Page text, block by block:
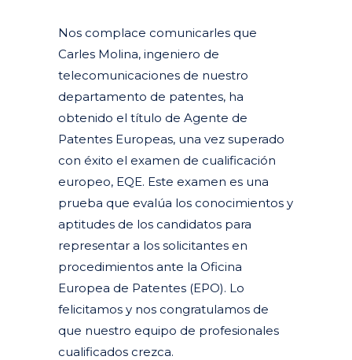
Nos complace comunicarles que
Carles Molina, ingeniero de
telecomunicaciones de nuestro
departamento de patentes, ha
obtenido el título de Agente de
Patentes Europeas, una vez superado
con éxito el examen de cualificación
europeo, EQE. Este examen es una
prueba que evalúa los conocimientos y
aptitudes de los candidatos para
representar a los solicitantes en
procedimientos ante la Oficina
Europea de Patentes (EPO). Lo
felicitamos y nos congratulamos de
que nuestro equipo de profesionales
cualificados crezca.